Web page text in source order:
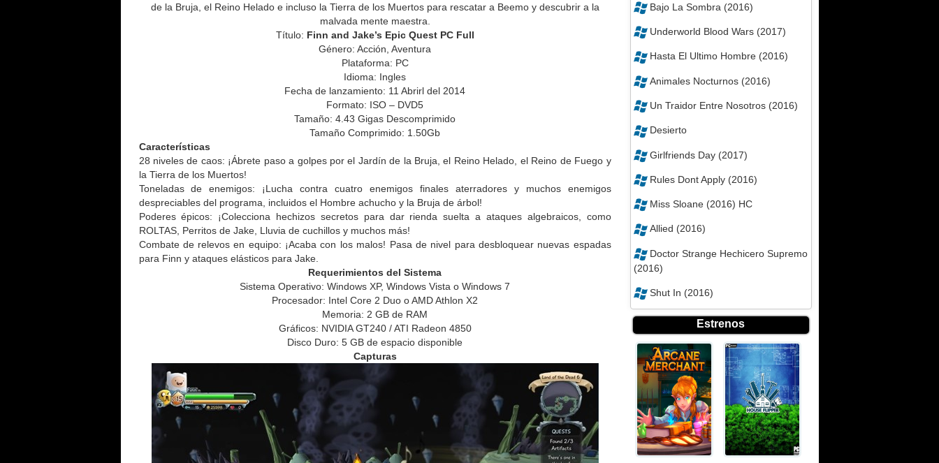
de la Bruja, el Reino Helado e incluso la Tierra de los Muertos para rescatar a Beemo y descubrir a la
malvada mente maestra.
Título: Finn and Jake’s Epic Quest PC Full
Género: Acción, Aventura
Plataforma: PC
Idioma: Ingles
Fecha de lanzamiento: 11 Abrirl del 2014
Formato: ISO – DVD5
Tamaño: 4.43 Gigas Descomprimido
Tamaño Comprimido: 1.50Gb
Características
28 niveles de caos: ¡Ábrete paso a golpes por el Jardín de la Bruja, el Reino Helado, el Reino de Fuego y
la Tierra de los Muertos!
Toneladas de enemigos: ¡Lucha contra cuatro enemigos finales aterradores y muchos enemigos
despreciables del programa, incluidos el Hombre achucho y la Bruja de árbol!
Poderes épicos: ¡Colecciona hechizos secretos para dar rienda suelta a ataques algebraicos, como
ROLTAS, Perritos de Jake, Lluvia de cuchillos y muchos más!
Combate de relevos en equipo: ¡Acaba con los malos! Pasa de nivel para desbloquear nuevas espadas
para Finn y ataques elásticos para Jake.
Requerimientos del Sistema
Sistema Operativo: Windows XP, Windows Vista o Windows 7
Procesador: Intel Core 2 Duo o AMD Athlon X2
Memoria: 2 GB de RAM
Gráficos: NVIDIA GT240 / ATI Radeon 4850
Disco Duro: 5 GB de espacio disponible
Capturas
Bajo La Sombra (2016)
Underworld Blood Wars (2017)
Hasta El Ultimo Hombre (2016)
Animales Nocturnos (2016)
Un Traidor Entre Nosotros (2016)
Desierto
Girlfriends Day (2017)
Rules Dont Apply (2016)
Miss Sloane (2016) HC
Allied (2016)
Doctor Strange Hechicero Supremo
(2016)
Shut In (2016)
Estrenos